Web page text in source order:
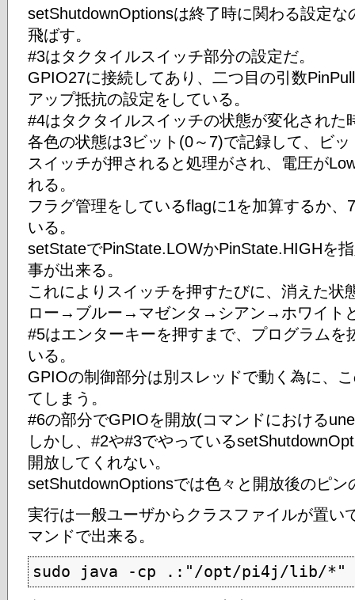
setShutdownOptionsは終了時に関わる設定
飛ばす。
#3はタクタイルスイッチ部分の設定だ。
GPIO27に接続してあり、二つ目の引数
アップ抵抗の設定をしている。
#4はタクタイルスイッチの状態が変化された
各色の状態は3ビット(0～7)で記録して、ビ
スイッチが押されると処理がされ、電圧が
れる。
フラグ管理をしているflagに1を加算するか
いる。
setStateでPinState.LOWかPinState.HIGHを
事が出来る。
これによりスイッチを押すたびに、消えた
ロー→ブルー→マゼンタ→シアン→ホワイト
#5はエンターキーを押すまで、プログラムを
いる。
GPIOの制御部分は別スレッドで動く為に、
てしまう。
#6の部分でGPIOを開放(コマンドにおける
しかし、#2や#3でやっている
開放してくれない。
setShutdownOptionsでは色々と開放後のピ
実行は一般ユーザからクラスファイルが置い
マンドで出来る。
sudo java -cp .:"/opt/pi4j/lib/*"